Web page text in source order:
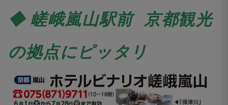
◆ 嵯峨嵐山駅前 京都観光
の拠点にピッタリ